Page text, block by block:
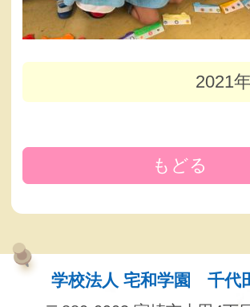
2021
もどる
学校法人 宅和学園 千代